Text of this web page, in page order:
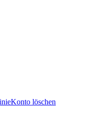
Konto löschen